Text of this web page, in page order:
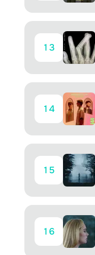
13
14
15
16